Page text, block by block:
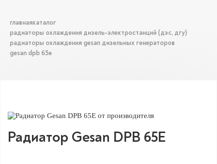
главнаякаталог
радиаторы охлаждения дизель-электростанций (дэс, дгу)
радиаторы охлаждения gesan дизельных генераторов
gesan dpb 65e
Радиатор Gesan DPB 65E